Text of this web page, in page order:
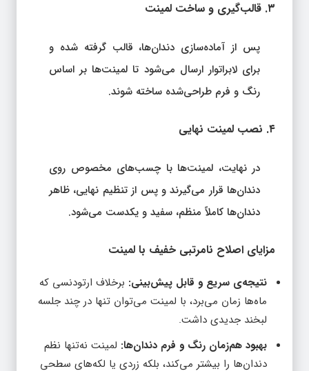
۳. قالب‌گیری و ساخت لمینت
پس از آماده‌سازی دندان‌ها، قالب گرفته شده و
برای لابراتوار ارسال می‌شود تا لمینت‌ها بر اساس
رنگ و فرم طراحی‌شده ساخته شوند.
۴. نصب لمینت نهایی
در نهایت، لمینت‌ها با چسب‌های مخصوص روی
دندان‌ها قرار می‌گیرند و پس از تنظیم نهایی، ظاهر
دندان‌ها کاملاً منظم، سفید و یکدست می‌شود.
مزایای اصلاح نامرتبی خفیف با لمینت
نتیجه‌ی سریع و قابل پیش‌بینی: برخلاف ارتودنسی که
ماه‌ها زمان می‌برد، با لمینت می‌توان تنها در چند جلسه
لبخند جدیدی داشت.
بهبود هم‌زمان رنگ و فرم دندان‌ها: لمینت نه‌تنها نظم
دندان‌ها را بیشتر می‌کند، بلکه زردی یا لکه‌های سطحی